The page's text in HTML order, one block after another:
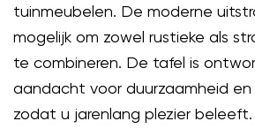
tuinmeubelen. De moderne
mogelijk om zowel rustieke als
te combineren. De tafel is
aandacht voor duurzaamheid en
zodat u jarenlang plezier beleeft.